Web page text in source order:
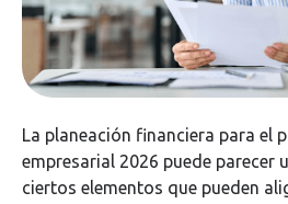
La planeación financiera para el
empresarial 2026 puede parecer
ciertos elementos que pueden